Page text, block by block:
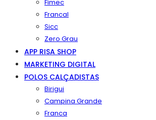
Fimec
Francal
Sicc
Zero Grau
APP RISA SHOP
MARKETING DIGITAL
POLOS CALÇADISTAS
Birigui
Campina Grande
Franca